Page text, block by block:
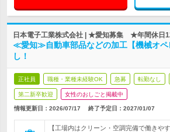
日本電子工業株式会社 | ★愛知募集 ★年間休日
≪愛知≫自動車部品などの加工【機械オ
し！
正社員 職種・業種未経験OK 急募 転勤なし
第二新卒歓迎 女性のおしごと掲載中
情報更新日：2026/07/17 終了予定日： 2027/01/07
【工場内はクリーン・空調完備で働き